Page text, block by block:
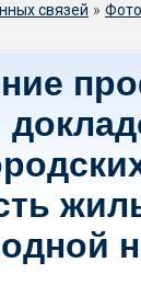
связей »